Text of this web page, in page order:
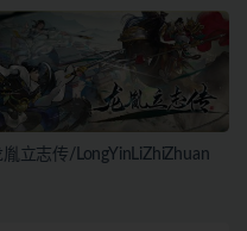
胤立志传/LongYinLiZhiZhuan